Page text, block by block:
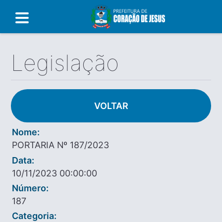
Legislação
VOLTAR
Nome:
PORTARIA Nº 187/2023
Data:
10/11/2023 00:00:00
Número:
187
Categoria: